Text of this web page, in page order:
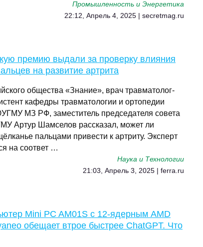
Промышленность и Энергетика
22:12, Апрель 4, 2025 | secretmag.ru
премию выдали за проверку влияния
на развитие артрита
общества «Знание», врач травматолог-
кафедры травматологии и ортопедии
МЗ РФ, заместитель председателя совета
Артур Шамселов рассказал, может ли
пальцами привести к артриту. Эксперт
на соответ …
Наука и Технологии
21:03, Апрель 3, 2025 | ferra.ru
Mini PC AM01S с 12-ядерным AMD
обещает втрое быстрее ChatGPT. Что